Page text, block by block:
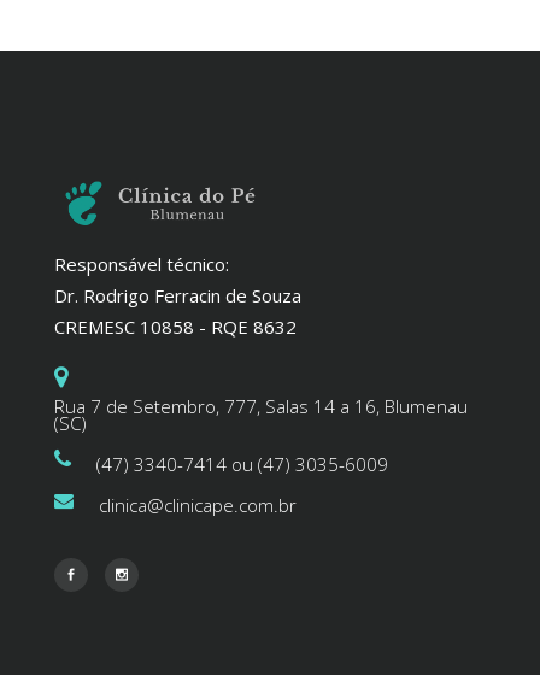
Responsável técnico:
Dr. Rodrigo Ferracin de Souza
CREMESC 10858 - RQE 8632
Rua 7 de Setembro, 777, Salas 14 a 16, Blumenau
(SC)
(47) 3340-7414 ou (47) 3035-6009
clinica@clinicape.com.br